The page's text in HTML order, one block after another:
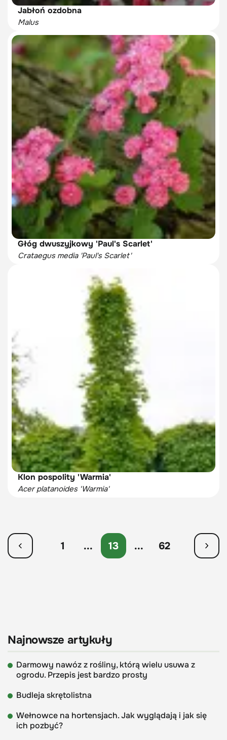
Jabłoń ozdobna
Malus
Głóg dwuszyjkowy 'Paul's Scarlet'
Crataegus media 'Paul's Scarlet'
Klon pospolity 'Warmia'
Acer platanoides 'Warmia'
1 ... 13 ... 62
Najnowsze artykuły
Darmowy nawóz z rośliny, którą wielu usuwa z
ogrodu. Przepis jest bardzo prosty
Budleja skrętolistna
Wełnowce na hortensjach. Jak wyglądają i jak się
ich pozbyć?